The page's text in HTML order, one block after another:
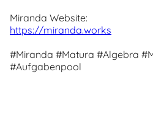
Miranda Website:
https://miranda.works
#Miranda #Matura #Algebra
#Aufgabenpool